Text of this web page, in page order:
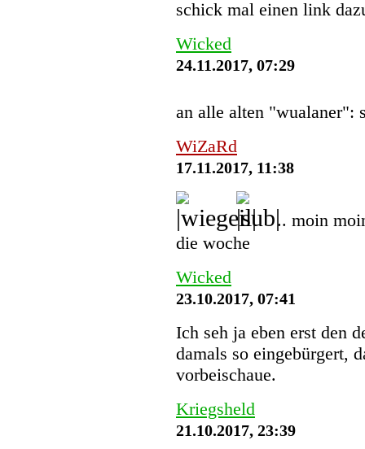
schick mal einen link
Wicked
24.11.2017, 07:29
an alle alten "wualaner":
WiZaRd
17.11.2017, 11:38
.. moin
die woche
Wicked
23.10.2017, 07:41
Ich seh ja eben erst den
damals so eingebürgert,
vorbeischaue.
Kriegsheld
21.10.2017, 23:39